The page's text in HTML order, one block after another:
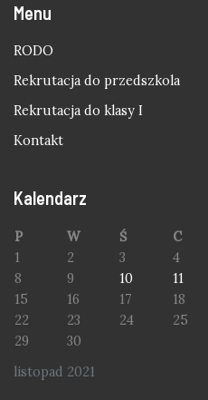
Menu
RODO
Rekrutacja do przedszkola
Rekrutacja do klasy I
Kontakt
Kalendarz
listopad 2021
P W Ś C
1
2 3 4
8
9 10 11
15
16 17 18
22
23 24 25
29
30